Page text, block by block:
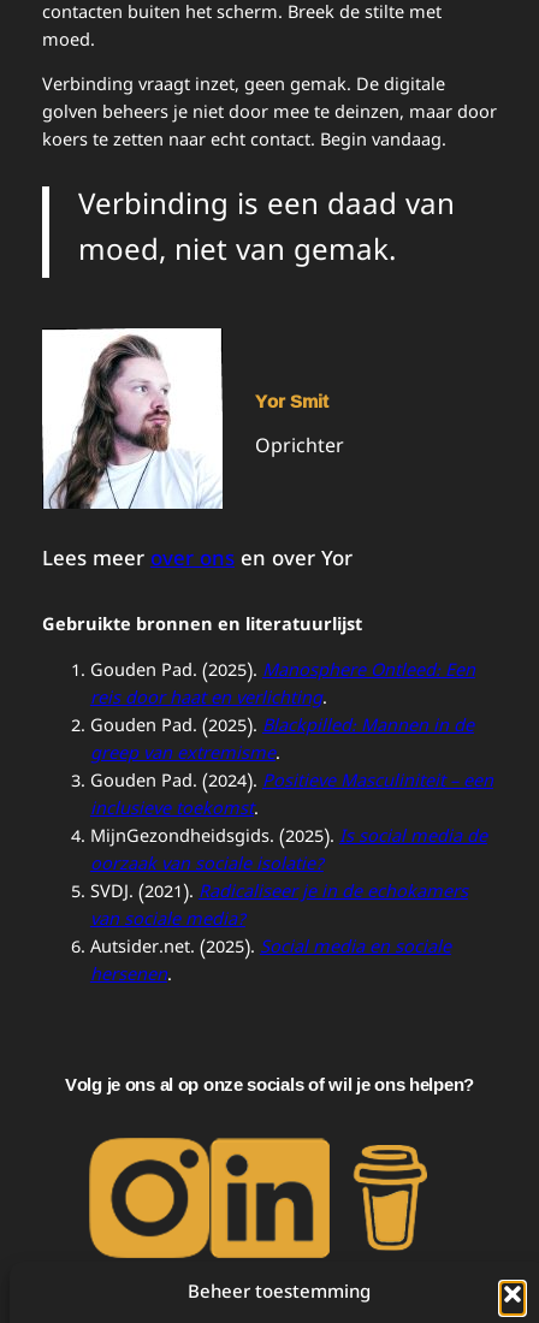
Beheer toestemming
contacten buiten het scherm. Breek de stilte met
moed.
Verbinding vraagt inzet, geen gemak. De digitale
golven beheers je niet door mee te deinzen, maar door
koers te zetten naar echt contact. Begin vandaag.
Verbinding is een daad van
moed, niet van gemak.
Yor Smit
Oprichter
Lees meerover onsen over Yor
Gebruikte bronnen en literatuurlijst
Gouden Pad. (2025).Manosphere Ontleed: Een
reis door haat en verlichting.
Gouden Pad. (2025).Blackpilled: Mannen in de
greep van extremisme.
Gouden Pad. (2024).Positieve Masculiniteit – een
inclusieve toekomst.
MijnGezondheidsgids. (2025).Is social media de
oorzaak van sociale isolatie?
SVDJ. (2021).Radicaliseer je in de echokamers
van sociale media?
Autsider.net. (2025).Social media en sociale
hersenen.
Volg je ons al op onze socials of wil je ons helpen?